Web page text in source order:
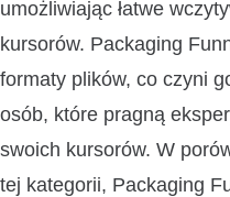
umożliwiając łatwe
kursorów. Packaging
formaty plików, co czyni
osób, które pragną
swoich kursorów. W
tej kategorii, Packaging